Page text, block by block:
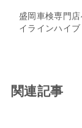
盛岡車検専門
イラインハイブ
関連記事